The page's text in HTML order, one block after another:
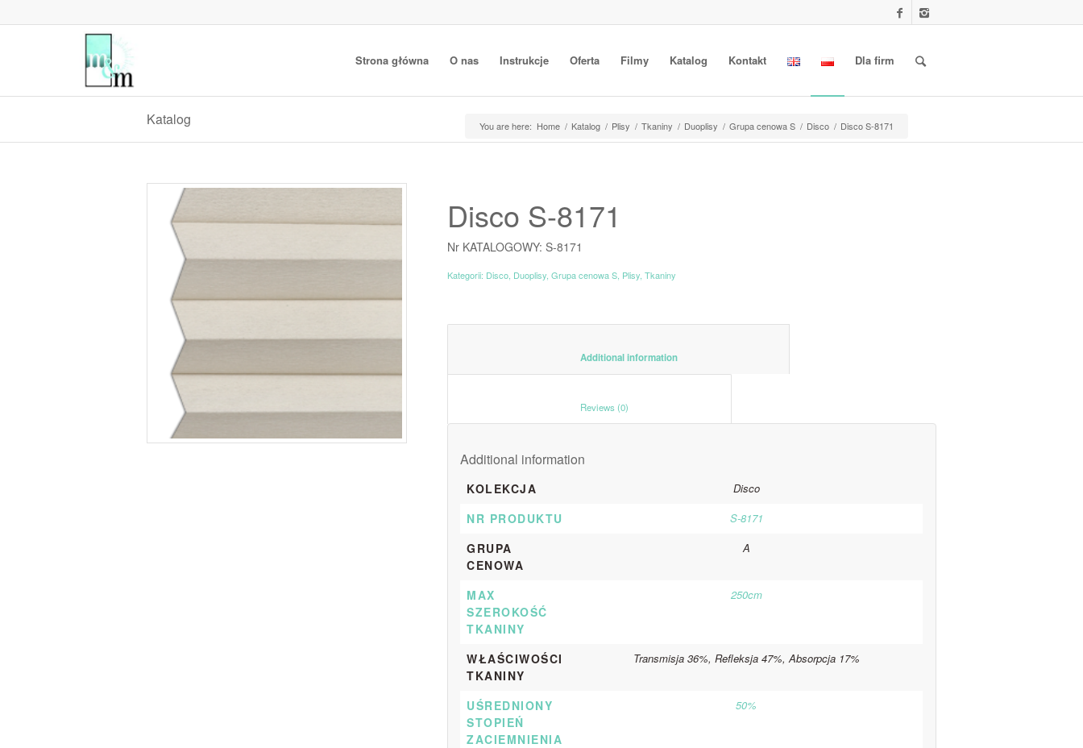
Strona główna O nas Instrukcje Oferta Filmy Katalog Kontakt Dla firm
Katalog You are here: Home / Katalog / Plisy / Tkaniny / Duoplisy / Grupa cenowa S / Disco / Disco S-8171
Disco S-8171
Nr KATALOGOWY: S-8171
Kategorii: Disco Duoplisy ,Grupa cenowa S Plisy ,Tkaniny
Additional information
KOLEKCJA Disco
NR PRODUKTU S-8171
GRUPA
CENOWA
A
MAX
SZEROKOŚĆ
TKANINY
250cm
WŁAŚCIWOŚCI
TKANINY
Transmisja 36%, Refleksja 47%, Absorpcja 17%
UŚREDNIONY
STOPIEŃ
ZACIEMNIENIA
50%